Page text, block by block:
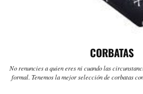
CORBATAS
No renuncies a quien eres ni cuando las
formal. Tenemos la mejor selección de corbatas